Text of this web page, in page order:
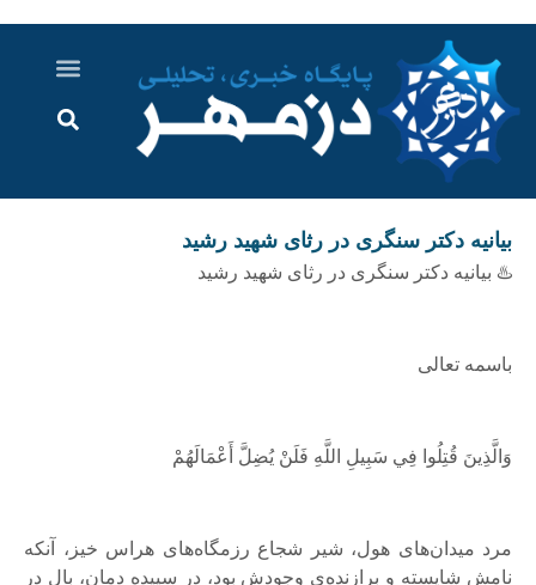
بیانیه دکتر سنگری در رثای شهید رشید
♨️ بیانیه دکتر سنگری در رثای شهید رشید
باسمه تعالی
وَالَّذِينَ قُتِلُوا فِي سَبِيلِ اللَّهِ فَلَنْ يُضِلَّ أَعْمَالَهُمْ
مرد میدان‌های هول، شیر شجاع رزمگاه‌های هراس خیز، آنکه
نامش شایسته و برازنده‌ی وجودش بود، در سپیده دمان، بال در